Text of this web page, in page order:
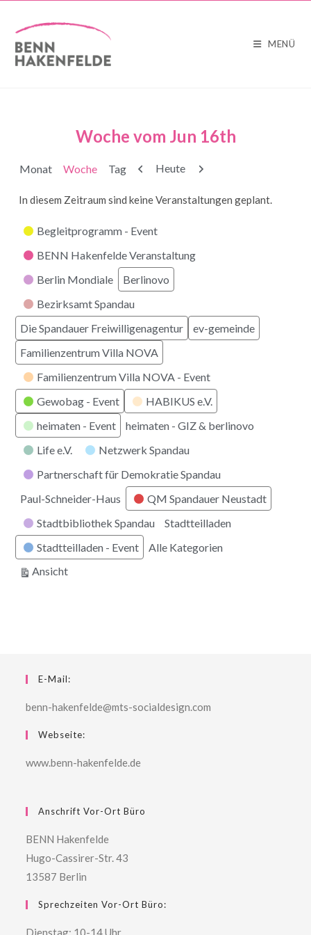
MENÜ
Woche vom Jun 16th
Monat Woche Tag Zurück
Heute Weiter
In diesem Zeitraum sind keine Veranstaltungen geplant.
Kategorien
Begleitprogramm - Event
BENN Hakenfelde Veranstaltung
Berlin Mondiale
Berlinovo
Bezirksamt Spandau
Die Spandauer Freiwilligenagentur
ev-gemeinde
Familienzentrum Villa NOVA
Familienzentrum Villa NOVA - Event
Gewobag - Event
HABIKUS e.V.
heimaten - Event
heimaten - GIZ & berlinovo
Life e.V.
Netzwerk Spandau
Partnerschaft für Demokratie Spandau
Paul-Schneider-Haus
QM Spandauer Neustadt
Stadtbibliothek Spandau
Stadtteilladen
Stadtteilladen - Event
Alle Kategorien
Ansichtausdrucken
E-Mail:
benn-hakenfelde@mts-socialdesign.com
Webseite:
www.benn-hakenfelde.de
Anschrift Vor-Ort Büro
BENN Hakenfelde
Hugo-Cassirer-Str. 43
13587 Berlin
Sprechzeiten Vor-Ort Büro:
Dienstag: 10-14 Uhr